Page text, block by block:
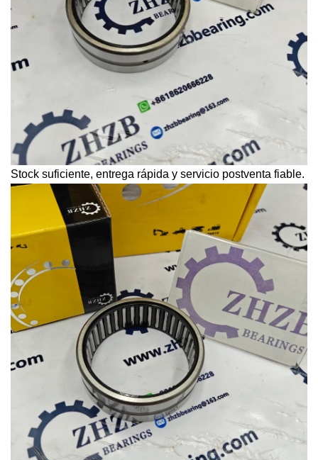
Stock suficiente, entrega rápida y servicio postventa fiable.